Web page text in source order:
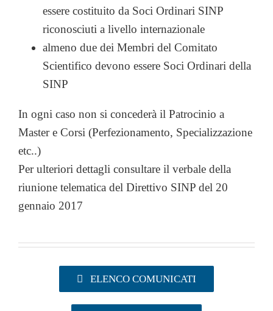
UTILITY
AREA SOCI
essere costituito da Soci Ordinari SINP
riconosciuti a livello internazionale
almeno due dei Membri del Comitato
Scientifico devono essere Soci Ordinari della
SINP
In ogni caso non si concederà il Patrocinio a
Master e Corsi (Perfezionamento, Specializzazione
etc..)
Per ulteriori dettagli consultare il verbale della
riunione telematica del Direttivo SINP del 20
gennaio 2017
ELENCO COMUNICATI